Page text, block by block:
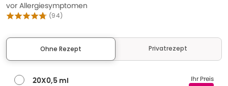
vor Allergiesymptomen
(94)
Ohne Rezept Privatrezept
20X0,5 ml Ihr Preis